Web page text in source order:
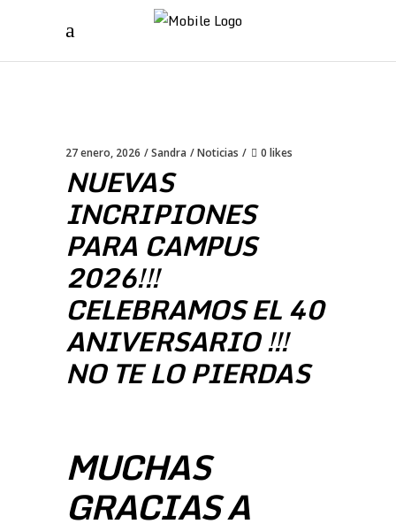
27 enero, 2026 Sandra Noticias 0 likes
NUEVAS
INCRIPIONES
PARA CAMPUS
2026!!!
CELEBRAMOS EL 40
ANIVERSARIO !!!
NO TE LO PIERDAS
MUCHAS
GRACIAS A